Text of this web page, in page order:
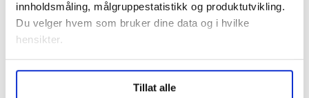
innholdsmåling, målgruppestatistikk og produktutvikling.
Du velger hvem som bruker dine data og i hvilke
hensikter.
Undermer infokan du lese om hvordan dine personlige
data behandles og hvordan du kan velge hvordan de skal
Tillat alle
– Jeg har merket meg at Kunnskapsdepartementet har
løftet denne problemstillingen spesielt i sitt
høringsbrev og i sine spørsmål til høringsinstansene.
Det er viktig for oss å få innspill om dette i høringen. Vi
ønsker også øvrige synspunkter på om læringsutbyttet